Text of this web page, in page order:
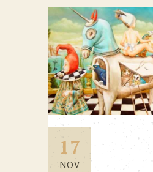
17
NOV